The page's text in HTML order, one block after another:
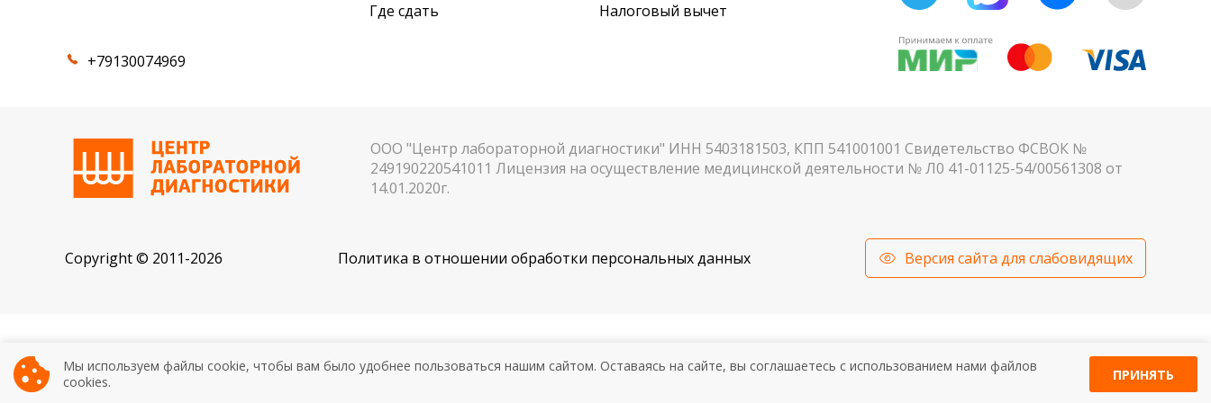
+79130074969
Где сдать
Налоговый вычет
ООО "Центр лабораторной диагностики" ИНН 5403181503, КПП 541001001 Свидетельство ФСВОК №
249190220541011 Лицензия на осуществление медицинской деятельности № Л0 41-01125-54/00561308 от
14.01.2020г.
Copyright © 2011-2026 Политика в отношении обработки персональных данных Версия сайта для слабовидящих
ИМЕЮТСЯ ПРОТИВОПОКАЗАНИЯ. НЕОБХОДИМА КОНСУЛЬТАЦИЯ СПЕЦИАЛИСТА.
Мы используем файлы cookie, чтобы вам было удобнее пользоваться нашим сайтом. Оставаясь на сайте, вы соглашаетесь c использованием нами файлов
cookies.
ПРИНЯТЬ